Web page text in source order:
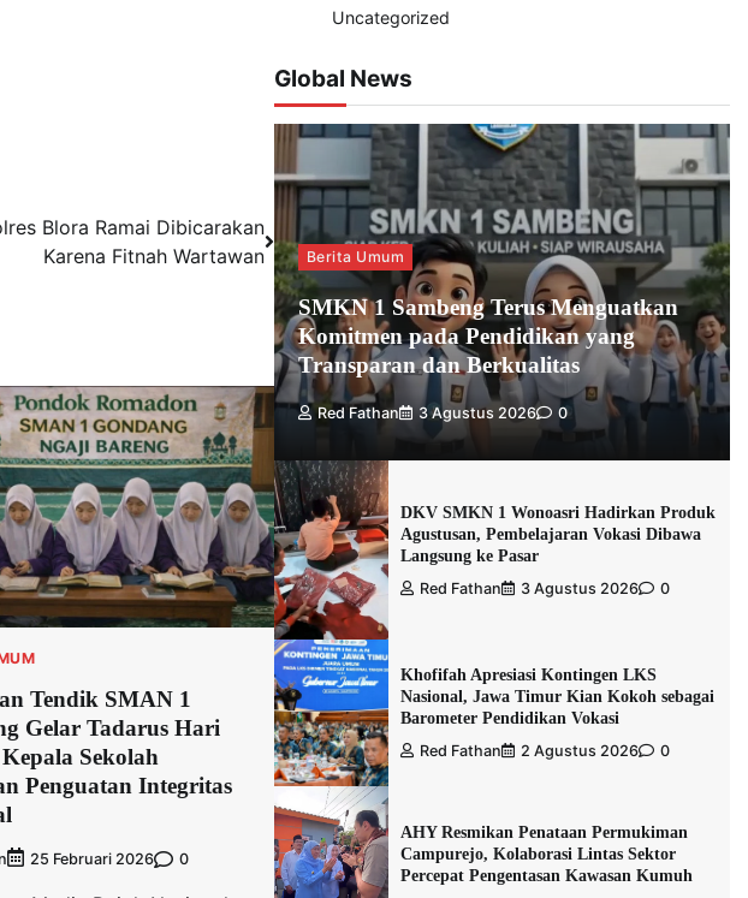
Blora Ramai Dibicarakan
Karena Fitnah Wartawan
Tendik SMAN 1
Gelar Tadarus Hari
Sekolah
Penguatan Integritas
25 Februari 2026 0
Uncategorized
Global News
Berita Umum
SMKN 1 Sambeng Terus Menguatkan
Komitmen pada Pendidikan yang
Transparan dan Berkualitas
Red Fathan 3 Agustus 2026 0
DKV SMKN 1 Wonoasri Hadirkan Produk
Agustusan, Pembelajaran Vokasi Dibawa
Langsung ke Pasar
Red Fathan 3 Agustus 2026 0
Khofifah Apresiasi Kontingen LKS
Nasional, Jawa Timur Kian Kokoh sebagai
Barometer Pendidikan Vokasi
Red Fathan 2 Agustus 2026 0
AHY Resmikan Penataan Permukiman
Campurejo, Kolaborasi Lintas Sektor
Percepat Pengentasan Kawasan Kumuh